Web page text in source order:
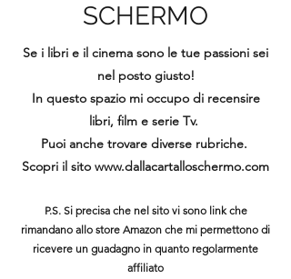
SCHERMO
Se i libri e il cinema sono le tue passioni sei
nel posto giusto!
In questo spazio mi occupo di recensire
libri, film e serie Tv.
Puoi anche trovare diverse rubriche.
Scopri il sito www.dallacartalloschermo.com
P.S. Si precisa che nel sito vi sono link che
rimandano allo store Amazon che mi permettono di
ricevere un guadagno in quanto regolarmente
affiliato